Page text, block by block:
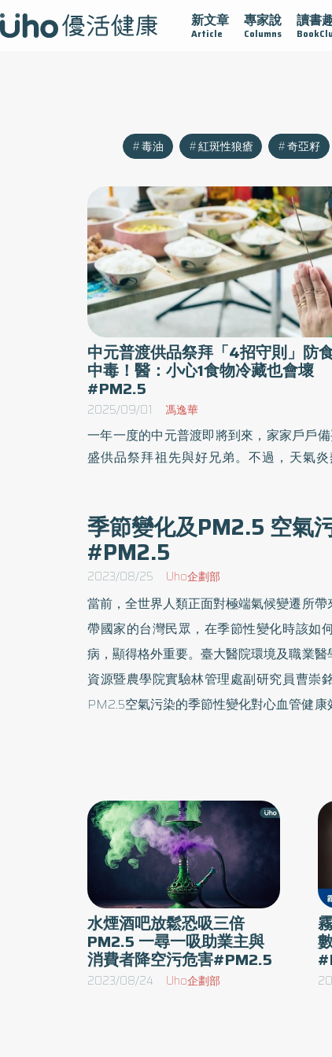
新文章
Article
專家說
Columns
讀書
守護骨骼健康 達文西手術專欄 2025植牙指南
毒油 紅斑性狼瘡 奇亞籽
中元普渡供品祭拜「4招守則」防
中毒！醫：小心1食物冷藏也會壞
#PM2.5
2025/09/01 馮逸華
一年一度的中元普渡即將到來，家家戶戶
盛供品祭拜祖先與好兄弟。不過，天氣炎
成健康危機。醫師提醒，民眾在維護傳
時，也別忽略身體健康，建議掌握4大健
則，讓中元節更安心。
季節變化及PM2.5 空氣
#PM2.5
2023/08/25 Uho企劃部
當前，全世界人類正面對極端氣候變遷所
帶國家的台灣民眾，在季節性變化時該如
病，顯得格外重要。臺大醫院環境及職業
資源暨農學院實驗林管理處副研究員曹崇
PM2.5空氣污染的季節性變化對心血管健康
發症。此研究成果已發表於Ecotoxicology
對於生活在城市環境中的人來說，季節性變
的健康問題 臺大醫院及臺灣大學共招募了台北市 86 名上班族進行實驗，發現
環境溫度每上升1℃，人體手臂收縮壓和舒
中心動脈收縮壓及舒張壓則分別下降0.62
顯著下降。反之若冬天環境溫度下降，血壓
他季節相比，人體手臂收縮壓和舒張壓，中
但是心率、心搏輸出量、心臟輸出量是降低
水煙酒吧放鬆恐吸三倍
PM2.5 一尋一吸助業主與
消費者降空污危害#PM2.5
2023/08/24 Uho企劃部